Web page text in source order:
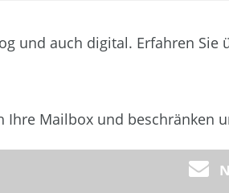
und auch digital. Erfahren
Ihre Mailbox und beschränken